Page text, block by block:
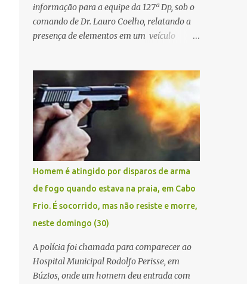
informação para a equipe da 127ª Dp, sob o
comando de Dr. Lauro Coelho, relatando a
presença de elementos em um veículo
Búzios, na manhã de sexta feira (05). De
posse da placa do carro, a equipe da Civil
conseguiu aborda los na Estrada de Guriri
quanto tentavam fugir da cidade Buziana.
Um dos detidos é policial civil e este foi
baleado na perna na troca de tiros . Na
ocorrência, três armas, pistolas e uma
réplica de fuzil, foram apreendidas. O
homem baleado foi identificado como
Claudio Bastos, conhecido no meio político.
Homem é atingido por disparos de arma
de fogo quando estava na praia, em Cabo
Frio. É socorrido, mas não resiste e morre,
neste domingo (30)
A polícia foi chamada para comparecer ao
Hospital Municipal Rodolfo Perisse, em
Búzios, onde um homem deu entrada com